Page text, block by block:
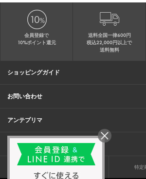
会員登録で
10%ポイント還元
送料全国一律600円
税込22,000円以上で
送料無料
ショッピングガイド
会員特典
ご購入・配送について
返品について
ギフト包装
FAQ
サイトマップ
お問い合わせ
メールでのお問い合わせ
お修理についてのお問い合わせ
0120-03-6961
（平日10：30～17：00）
※毎週火曜日はお電話窓口の営
お休みさせていただきます
アンテプリマ
ブランドサイト
ショップリスト
ワイヤーバッグについて
特集
オンラインストアニュース
コーポレート
企業情報
採用情報プライバシーポリシー 特定